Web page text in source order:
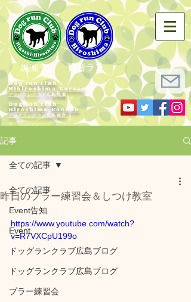
黒瀬ラン 観音ラン
Dog run Club
Hihiroshima-Kurose
ドッグランクラブ広島黒瀬
Dog run Club
Hiroshima-Kannon
​ドッグランクラブ広島観音
記事
全ての記事
Event告知
Event
ドッグランクラブ広島ブログ
ドッグランクラブ広島ブログ
プラー練習会
全ての記事
昨日のプラー練習会＆しつけ教室
https://www.youtube.com/watch?
v=R7VXCpU199o